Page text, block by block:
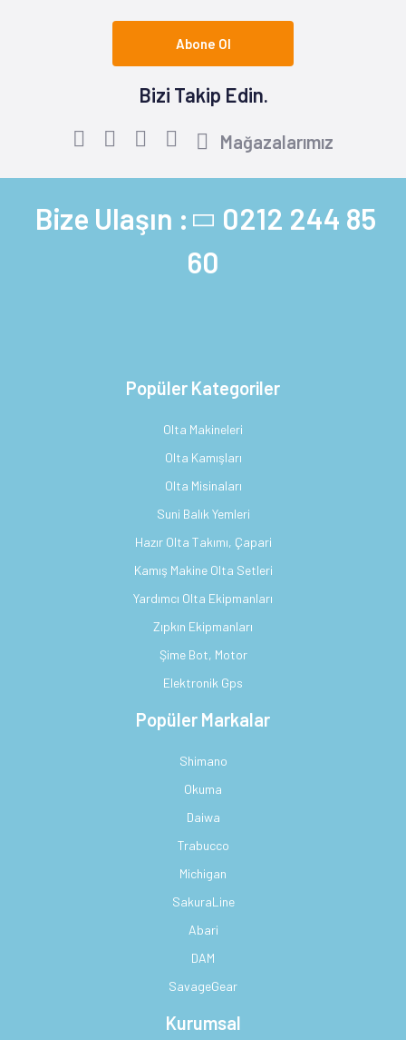
Abone Ol
Bizi Takip Edin.
Mağazalarımız
Bize Ulaşın : 0212 244 85
60
Popüler Kategoriler
Olta Makineleri
Olta Kamışları
Olta Misinaları
Suni Balık Yemleri
Hazır Olta Takımı, Çapari
Kamış Makine Olta Setleri
Yardımcı Olta Ekipmanları
Zıpkın Ekipmanları
Şime Bot, Motor
Elektronik Gps
Popüler Markalar
Shimano
Okuma
Daiwa
Trabucco
Michigan
SakuraLine
Abari
DAM
SavageGear
Kurumsal